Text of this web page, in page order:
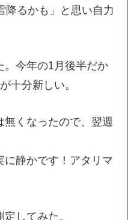
降るかも」と思い自力
今年の1月後半だか
十分新しい。
くなったので、翌週
静かです！アタリマ
してみた。